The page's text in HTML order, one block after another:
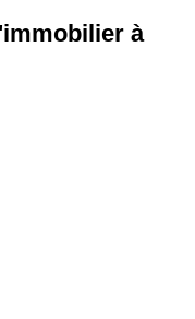
à